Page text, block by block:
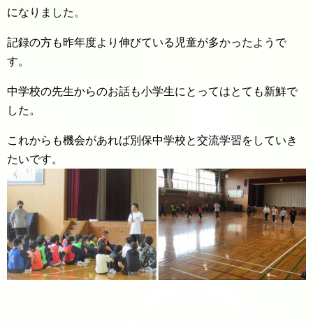
になりました。
記録の方も昨年度より伸びている児童が多かったようで
す。
中学校の先生からのお話も小学生にとってはとても新鮮で
した。
これからも機会があれば別保中学校と交流学習をしていき
たいです。